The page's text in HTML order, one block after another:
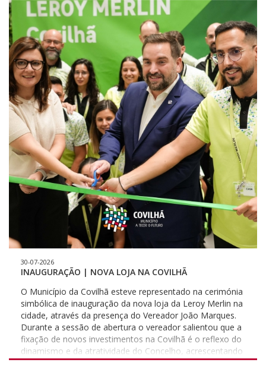
mediante marcação prévia ou através do suporte
informático no sítio institucional (internet) do Município
no endereço: Para apresentar sugestões ou pedir
esclarecimentos, pode enviar a comunicação ao
Presidente da Câmara Municipal da Covilhã, por carta
registada com aviso de receção enviados para a Praça do
Município, 6200-251 Covilhã, ou por correio eletrónico,
para o endereço helio.fazendeiro@cm-covilha.pt .
Participe, o seu contributo é importante. Revisão do
Plano Municipal de Emergência e Proteção Civil (PMEPC)
DA COVILHÃ Edital - Download - Ficheiro PDF ( 2 MB ) |
Plano - Download - Ficheiro PDF ( 2 MB )
30-07-2026
INAUGURAÇÃO | NOVA LOJA NA COVILHÃ
O Município da Covilhã esteve representado na cerimónia
simbólica de inauguração da nova loja da Leroy Merlin na
cidade, através da presença do Vereador João Marques.
Durante a sessão de abertura o vereador salientou que a
fixação de novos investimentos na Covilhã é o reflexo do
dinamismo e da atratividade do Concelho, acrescentando
que a o chegada de uma nova marca à Covilhã reforça a